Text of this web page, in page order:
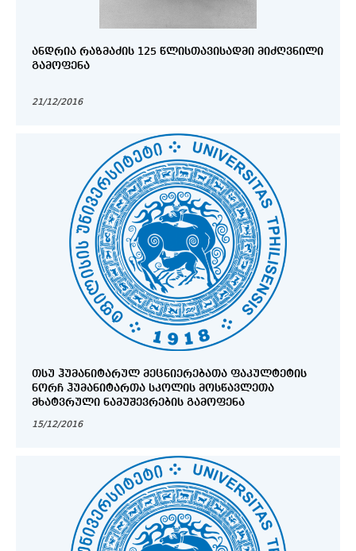
ᲐᲜᲓᲠᲘᲐ ᲠᲐᲖᲛᲐᲫᲘᲡ 125 ᲬᲚᲘᲡᲗᲐᲕᲘᲡᲐᲓᲛᲘ ᲛᲘᲫᲦᲕᲜᲘᲚᲘ
ᲒᲐᲛᲝᲤᲔᲜᲐ
21/12/2016
ᲗᲡᲣ ᲰᲣᲛᲐᲜᲘᲢᲐᲠᲣᲚ ᲛᲔᲪᲜᲘᲔᲠᲔᲑᲐᲗᲐ ᲤᲐᲙᲣᲚᲢᲔᲢᲘᲡ
ᲜᲝᲠᲩ ᲰᲣᲛᲐᲜᲘᲢᲐᲠᲗᲐ ᲡᲙᲝᲚᲘᲡ ᲛᲝᲡᲬᲐᲕᲚᲔᲗᲐ
ᲛᲮᲐᲢᲕᲠᲣᲚᲘ ᲜᲐᲛᲣᲨᲔᲕᲠᲔᲑᲘᲡ ᲒᲐᲛᲝᲤᲔᲜᲐ
15/12/2016